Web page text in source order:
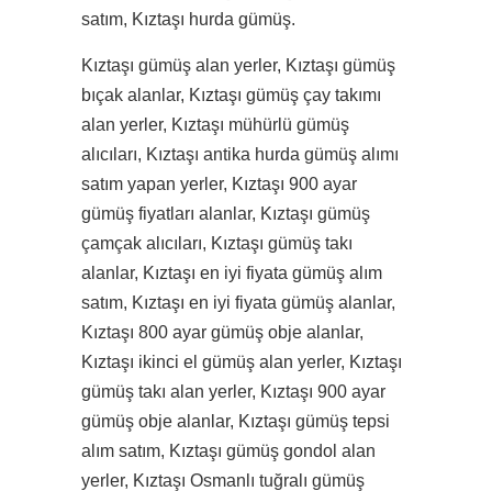
satım, Kıztaşı hurda gümüş.
Kıztaşı gümüş alan yerler, Kıztaşı gümüş
bıçak alanlar, Kıztaşı gümüş çay takımı
alan yerler, Kıztaşı mühürlü gümüş
alıcıları, Kıztaşı antika hurda gümüş alımı
satım yapan yerler, Kıztaşı 900 ayar
gümüş fiyatları alanlar, Kıztaşı gümüş
çamçak alıcıları, Kıztaşı gümüş takı
alanlar, Kıztaşı en iyi fiyata gümüş alım
satım, Kıztaşı en iyi fiyata gümüş alanlar,
Kıztaşı 800 ayar gümüş obje alanlar,
Kıztaşı ikinci el gümüş alan yerler, Kıztaşı
gümüş takı alan yerler, Kıztaşı 900 ayar
gümüş obje alanlar, Kıztaşı gümüş tepsi
alım satım, Kıztaşı gümüş gondol alan
yerler, Kıztaşı Osmanlı tuğralı gümüş